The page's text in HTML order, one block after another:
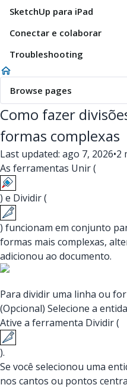
SketchUp para iPad
Conectar e colaborar
Troubleshooting
Browse pages
Como fazer
formas complexas
Last updated: ago 7, 2026•2
As ferramentas Unir (
) e Dividir (
) funcionam em conjunto
formas mais complexas,
adicionou ao documento.
Para dividir uma linha ou
(Opcional) Selecione a
Ative a ferramenta Dividir (
).
Se você selecionou uma
nos cantos ou pontos